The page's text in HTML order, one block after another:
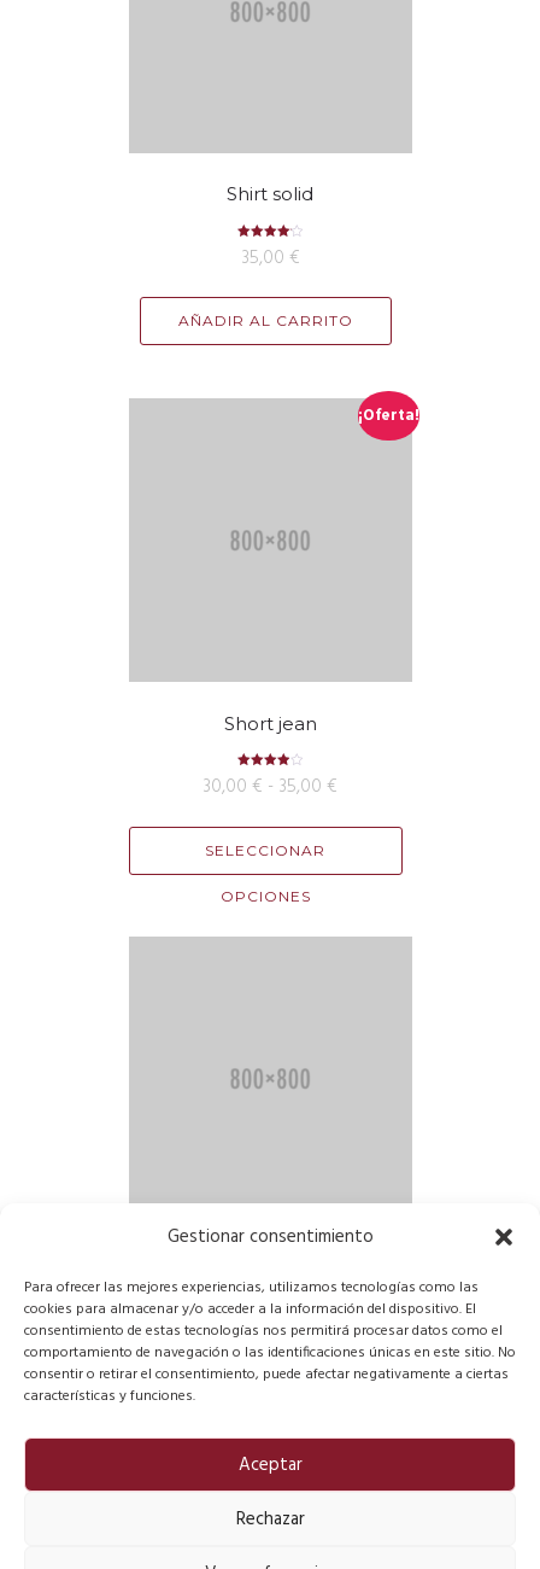
Gestionar consentimiento
Para ofrecer las mejores experiencias, utilizamos tecnologías como las
cookies para almacenar y/o acceder a la información del dispositivo. El
consentimiento de estas tecnologías nos permitirá procesar datos como el
comportamiento de navegación o las identificaciones únicas en este sitio. No
consentir o retirar el consentimiento, puede afectar negativamente a ciertas
características y funciones.
Aceptar
Rechazar
Shirt solid
Valorado
con
35,00 €
AÑADIR AL CARRITO
¡Oferta!
Short jean
Valorado
con
30,00 € - 35,00 €
SELECCIONAR
OPCIONES
Valorado
con
de 5
35,00 €